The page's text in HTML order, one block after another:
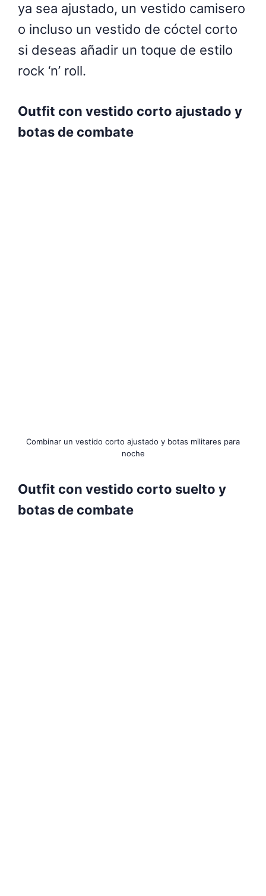
ya sea ajustado, un vestido camisero
o incluso un vestido de cóctel corto
si deseas añadir un toque de estilo
rock ‘n’ roll.
Outfit con vestido corto ajustado y
botas de combate
Combinar un vestido corto ajustado y botas militares para
noche
Outfit con vestido corto suelto y
botas de combate